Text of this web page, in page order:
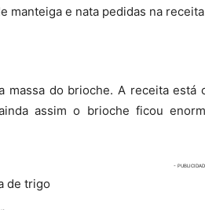
manteiga e nata pedidas na
massa do brioche. A receita está
assim o brioche ficou
de trigo